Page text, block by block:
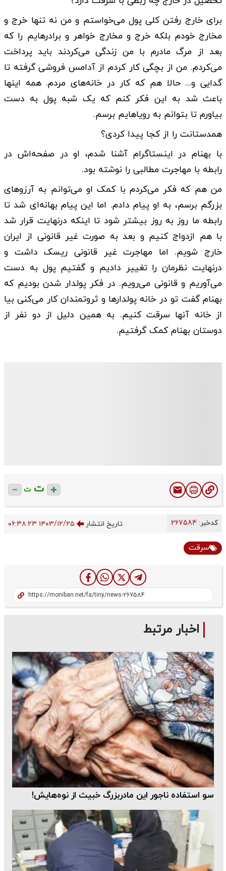
برای خارج رفتن کلی پول می‌خواستم و من نه تنها خرج و
مخارج خودم بلکه خرج و مخارج خواهر و برادرهایم را که
بعد از مرگ مادرم با من زندگی می‌کردند باید پرداخت
می‌کردم. من از بچگی کار کردم از آدامس فروشی گرفته تا
گدایی و... حالا هم که کار در خانه‌های مردم. همه اینها
باعث شد به این فکر کنم که یک شبه پول به دست
بیاورم تا بتوانم به رویاهایم برسم.
همدستانت را از کجا پیدا کردی؟
با بهنام در اینستاگرام آشنا شدم، او در صفحه‌اش در
رابطه با مهاجرت مطالبی را نوشته بود.
من هم که فکر می‌کردم با کمک او می‌توانم به آرزوهای
بزرگم برسم، به او پیام دادم. اما این پیام بهانه‌ای شد تا
رابطه ما روز به روز بیشتر شود تا اینکه درنهایت قرار شد
با هم ازدواج کنیم و بعد به صورت غیر قانونی از ایران
خارج شویم. اما مهاجرت غیر قانونی ریسک داشت و
درنهایت نظرمان را تغییر دادیم و گفتیم پول به دست
می‌آوریم و قانونی می‌رویم. در فکر پولدار شدن بودیم که
بهنام گفت تو در خانه پولدارها و ثروتمندان کار می‌کنی بیا
از خانه آنها سرقت کنیم. به همین دلیل از دو نفر از
دوستان بهنام کمک گرفتیم.
ت ت
کدخبر: تاریخ انتشار ۱۴۰۳/۱۲/۲۵ ۰۶:۳۸:۲۳
سرقت
اخبار مرتبط
سو استفاده ناجور این مادربزرگ خبیث از نوه‌هایش!